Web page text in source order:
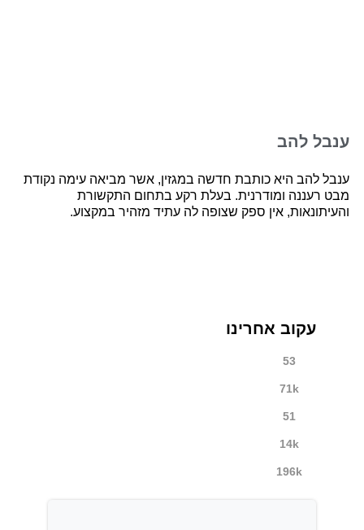
ענבל להב
ענבל להב היא כותבת חדשה במגזין, אשר מביאה עימה נקודת
מבט רעננה ומודרנית. בעלת רקע בתחום התקשורת
והעיתונאות, אין ספק שצופה לה עתיד מזהיר במקצוע.
עקוב אחרינו
53
71k
51
14k
196k